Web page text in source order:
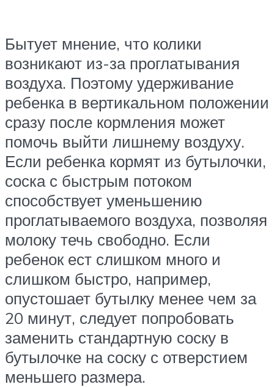
Бытует мнение, что колики
возникают из-за проглатывания
воздуха. Поэтому удерживание
ребенка в вертикальном положении
сразу после кормления может
помочь выйти лишнему воздуху.
Если ребенка кормят из бутылочки,
соска с быстрым потоком
способствует уменьшению
проглатываемого воздуха, позволяя
молоку течь свободно. Если
ребенок ест слишком много и
слишком быстро, например,
опустошает бутылку менее чем за
20 минут, следует попробовать
заменить стандартную соску в
бутылочке на соску с отверстием
меньшего размера.